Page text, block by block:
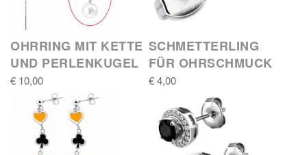
OHRRING MIT KETTE
UND PERLENKUGEL
€ 10,00
SCHMETTERLING
FÜR OHRSCHMUCK
€ 4,00